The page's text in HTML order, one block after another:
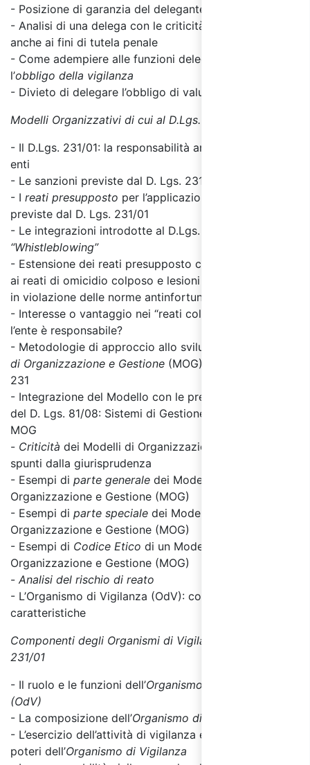
- Posizione di garanzia del delegante
- Analisi di una delega con le criticità dei contenuti
anche ai fini di tutela penale
- Come adempiere alle funzioni delegate assolvendo
l’obbligo della vigilanza
- Divieto di delegare l’obbligo di valutazione dei rischi
Modelli Organizzativi di cui al D.Lgs. 231/01
- Il D.Lgs. 231/01: la responsabilità amministrativa degli
enti
- Le sanzioni previste dal D. Lgs. 231/01
- I reati presupposto per l’applicazione delle sanzioni
previste dal D. Lgs. 231/01
- Le integrazioni introdotte al D.Lgs. 231/01 dalla
“Whistleblowing”
- Estensione dei reati presupposto con la legge 123/07
ai reati di omicidio colposo e lesioni personali colpose
in violazione delle norme antinfortunistiche
- Interesse o vantaggio nei “reati colposi”: quando
l’ente è responsabile?
- Metodologie di approccio allo sviluppo di un
di Organizzazione e Gestione (MOG) secondo il D.Lgs.
231
- Integrazione del Modello con le previsioni dell’art. 30
del D. Lgs. 81/08: Sistemi di Gestione della Sicurezza e
MOG
- Criticità dei Modelli di Organizzazione e Gestione:
spunti dalla giurisprudenza
- Esempi di parte generale dei Modelli di
Organizzazione e Gestione (MOG)
- Esempi di parte speciale dei Modelli di
Organizzazione e Gestione (MOG)
- Esempi di Codice Etico di un Modello di
Organizzazione e Gestione (MOG)
- Analisi del rischio di reato
- L’Organismo di Vigilanza (OdV): compiti e
caratteristiche
Componenti degli Organismi di Vigilanza (ODV) D.Lgs.
231/01
- Il ruolo e le funzioni dell’Organismo di Vigilanza
(OdV)
- La composizione dell’Organismo di Vigilanza (OdV)
- L’esercizio dell’attività di vigilanza e l’ambito dei
poteri dell’Organismo di Vigilanza